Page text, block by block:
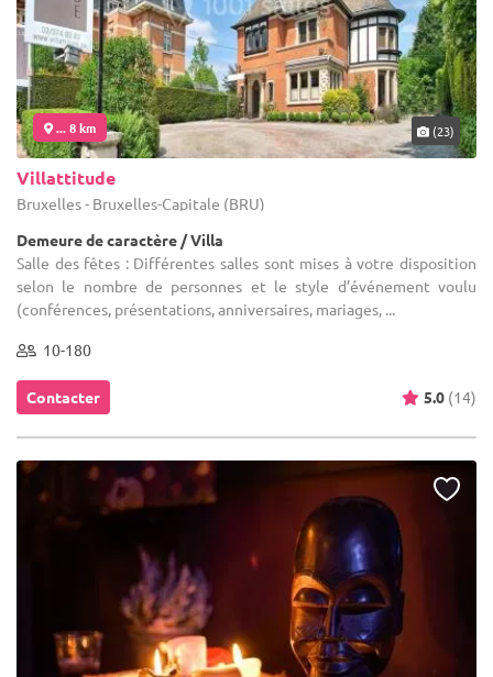
... 8 km (23)
Villattitude
Bruxelles - Bruxelles-Capitale (BRU)
Demeure de caractère / Villa
Salle des fêtes : Différentes salles sont mises à votre disposition
selon le nombre de personnes et le style d’événement voulu
(conférences, présentations, anniversaires, mariages, ...
10-180
Contacter 5.0 (14)